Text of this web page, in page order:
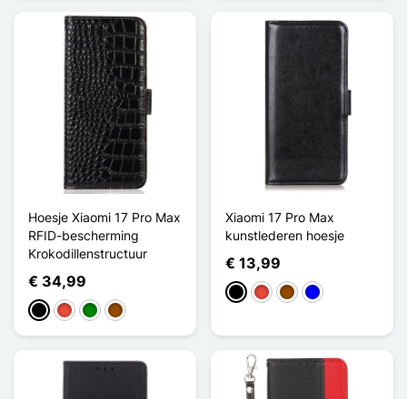
Hoesje Xiaomi 17 Pro Max
RFID-bescherming
Krokodillenstructuur
€ 34,99
ZwartRoodGroenBruin
Xiaomi 17 Pro Max
kunstlederen hoesje
€ 13,99
ZwartRoodBruinBlauw